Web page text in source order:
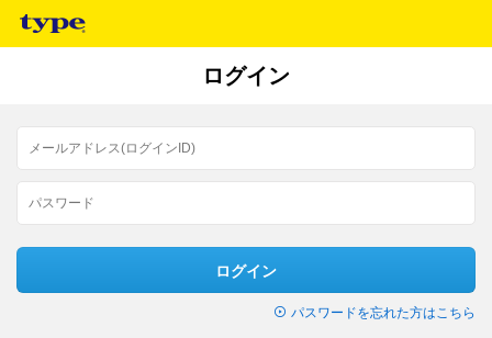
ログイン
ログイン
パスワードを忘れた方はこちら